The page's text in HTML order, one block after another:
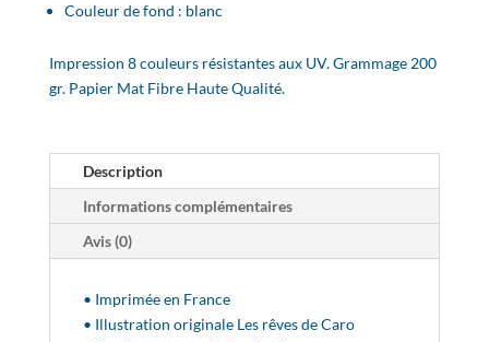
Couleur de fond : blanc
Impression 8 couleurs résistantes aux UV. Grammage 200
gr. Papier Mat Fibre Haute Qualité.
Description
Informations complémentaires
Avis (0)
• Imprimée en France
• Illustration originale Les rêves de Caro